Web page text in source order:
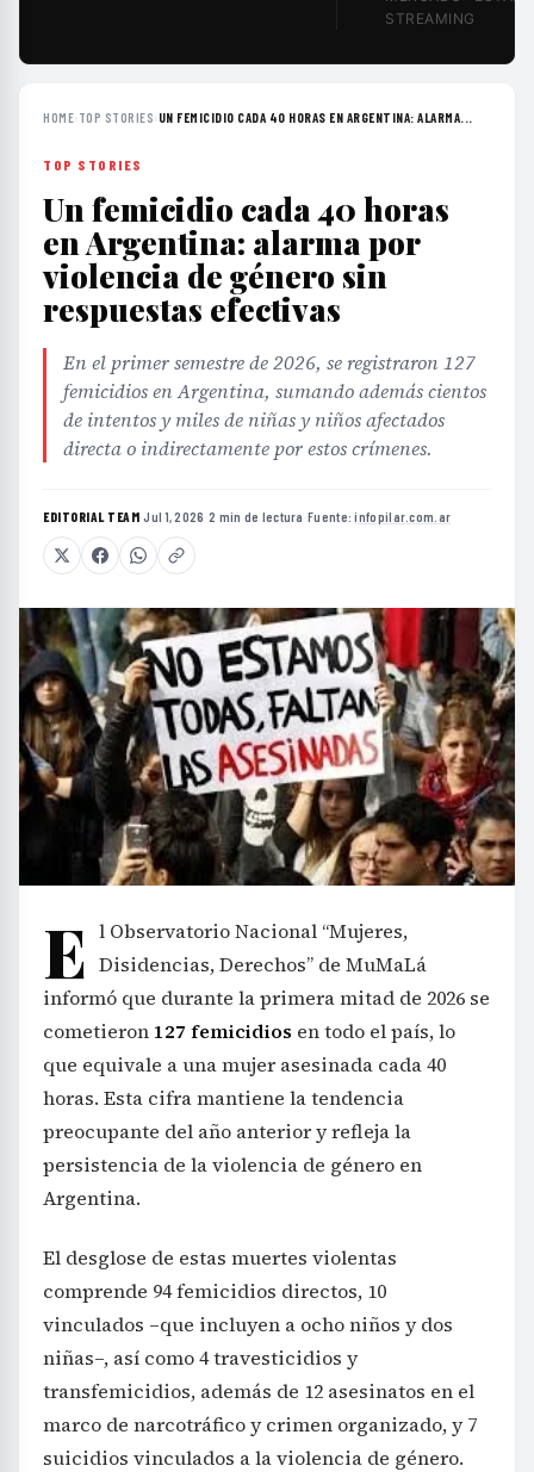
STREAMING
HOME› TOP STORIES› UN FEMICIDIO CADA 40 HORAS EN ARGENTINA: ALARMA...
TOP STORIES
Un femicidio cada 40 horas
en Argentina: alarma por
violencia de género sin
respuestas efectivas
En el primer semestre de 2026, se registraron 127
femicidios en Argentina, sumando además cientos
de intentos y miles de niñas y niños afectados
directa o indirectamente por estos crímenes.
EDITORIAL TEAM·Jul 1, 2026 ·2 min de lectura ·Fuente:infopilar.com.ar
E l Observatorio Nacional “Mujeres,
Disidencias, Derechos” de MuMaLá
informó que durante la primera mitad de 2026 se
cometieron 127 femicidios en todo el país, lo
que equivale a una mujer asesinada cada 40
horas. Esta cifra mantiene la tendencia
preocupante del año anterior y refleja la
persistencia de la violencia de género en
Argentina.
El desglose de estas muertes violentas
comprende 94 femicidios directos, 10
vinculados –que incluyen a ocho niños y dos
niñas–, así como 4 travesticidios y
transfemicidios, además de 12 asesinatos en el
marco de narcotráfico y crimen organizado, y 7
suicidios vinculados a la violencia de género.